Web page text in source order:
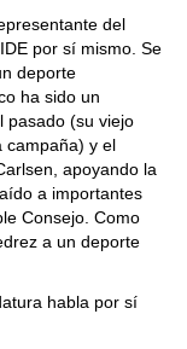
del
por sí mismo. Se
deporte
ha sido un
pasado (su viejo
campaña) y el
apoyando la
a importantes
Consejo. Como
a un deporte
habla por sí